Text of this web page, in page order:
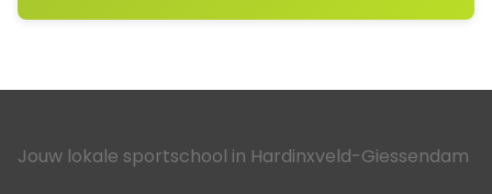
Jouw lokale sportschool in Hardinxveld-Giessendam